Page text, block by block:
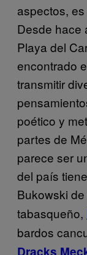
aspectos,
Desde hace
Playa del
encontrado
transmitir
poético y
partes de
parece ser
del país
Bukowski
tabasqueño,
bardos
Dracks